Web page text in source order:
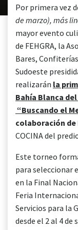
Por primera vez
de marzo), más
mayor evento
de FEHGRA, la
Bares,
Sudoeste
realizarán la
Bahía Blanca
“Buscando el
colaboración de
COCINA del
Este torneo
para seleccionar
en la Final
Feria
Servicios para la
desde el 2 al 4 de